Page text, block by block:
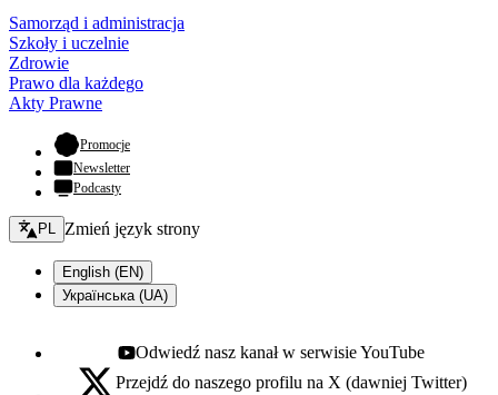
Samorząd i administracja
Szkoły i uczelnie
Zdrowie
Prawo dla każdego
Akty Prawne
Promocje- otwiera się w nowej karcie
Newsletter
Podcasty
Zmień język - bieżący:
PL Zmień język strony
English (EN)
Українська (UA)
Youtube - otwiera się w nowej karcie
Odwiedź nasz kanał w serwisie YouTube
X - otwiera się w nowej karcie
Przejdź do naszego profilu na X (dawniej Twitter)